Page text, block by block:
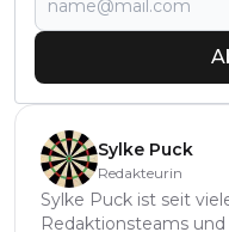
Sylke Puck
Redakteurin
Sylke Puck ist seit
Redaktionsteams